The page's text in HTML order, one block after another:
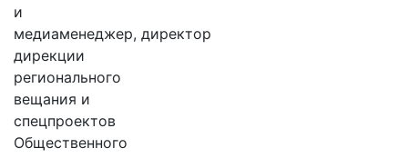
и
медиаменеджер, директор
дирекции
регионального
вещания и
спецпроектов
Общественного